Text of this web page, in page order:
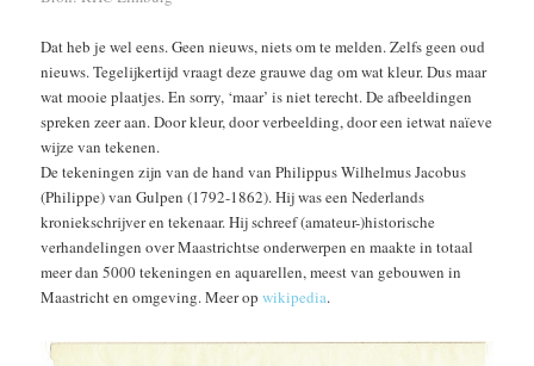
Dat heb je wel eens. Geen nieuws, niets om te melden. Zelfs geen oud
nieuws. Tegelijkertijd vraagt deze grauwe dag om wat kleur. Dus maar
wat mooie plaatjes. En sorry, ‘maar’ is niet terecht. De afbeeldingen
spreken zeer aan. Door kleur, door verbeelding, door een ietwat naïeve
wijze van tekenen.
De tekeningen zijn van de hand van Philippus Wilhelmus Jacobus
(Philippe) van Gulpen (1792-1862). Hij was een Nederlands
kroniekschrijver en tekenaar. Hij schreef (amateur-)historische
verhandelingen over Maastrichtse onderwerpen en maakte in totaal
meer dan 5000 tekeningen en aquarellen, meest van gebouwen in
Maastricht en omgeving. Meer opwikipedia.